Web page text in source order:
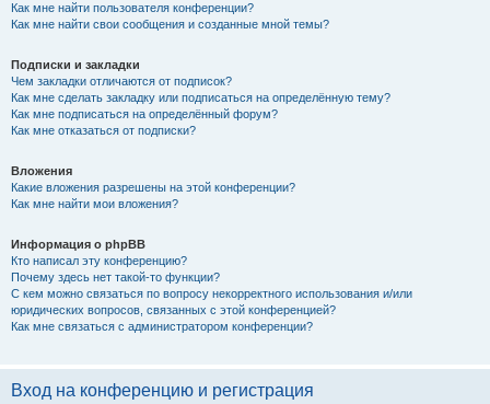
Как мне найти пользователя конференции?
Как мне найти свои сообщения и созданные мной темы?
Подписки и закладки
Чем закладки отличаются от подписок?
Как мне сделать закладку или подписаться на определённую тему?
Как мне подписаться на определённый форум?
Как мне отказаться от подписки?
Вложения
Какие вложения разрешены на этой конференции?
Как мне найти мои вложения?
Информация о phpBB
Кто написал эту конференцию?
Почему здесь нет такой-то функции?
С кем можно связаться по вопросу некорректного использования и/или
юридических вопросов, связанных с этой конференцией?
Как мне связаться с администратором конференции?
Вход на конференцию и регистрация